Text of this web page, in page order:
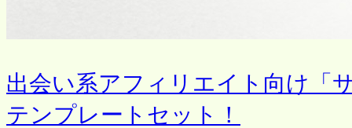
出会い系アフィリエイト向け「
テンプレートセット！